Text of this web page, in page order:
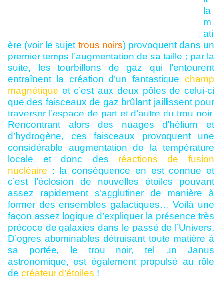
la
m
ati
ère (voir le sujet trous noirs) provoquent dans un
premier temps l’augmentation de sa taille ; par la
suite, les tourbillons de gaz qui l’entourent
entraînent la création d’un fantastique champ
magnétique et c’est aux deux pôles de celui-ci
que des faisceaux de gaz brûlant jaillissent pour
traverser l’espace de part et d’autre du trou noir.
Rencontrant alors des nuages d’hélium et
d’hydrogène, ces faisceaux provoquent une
considérable augmentation de la température
locale et donc des réactions de fusion
nucléaire : la conséquence en est connue et
c’est l’éclosion de nouvelles étoiles pouvant
assez rapidement s’agglutiner de manière à
former des ensembles galactiques… Voilà une
façon assez logique d’expliquer la présence très
précoce de galaxies dans le passé de l’Univers.
D’ogres abominables détruisant toute matière à
sa portée, le trou noir, tel un Janus
astronomique, est également propulsé au rôle
de créateur d’étoiles !